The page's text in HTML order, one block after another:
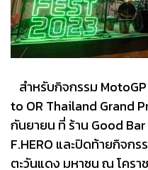
สำหรับกิจกรรม
to OR Thailand Grand
กันยายน ที่ ร้าน Good
F.HERO และปิดท้ายกิจก
ตะวันแดง มหาซน ณ โครา